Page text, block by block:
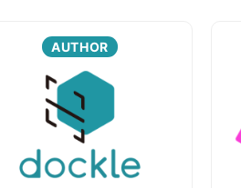
AUTHOR